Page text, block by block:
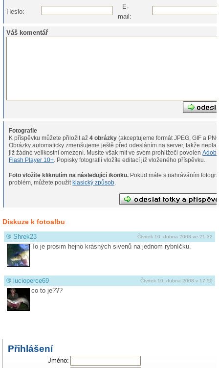
Heslo:
E-
mail:
Váš komentář
Fotografie
K příspěvku můžete přiložit až4 obrázky (akceptujeme formát JPEG, GIF a
Obrázky automaticky zmenšujeme ještě před odesláním na server, takže
již žádné velikostní omezení. Musíte však mít ve svém prohlížeči povolen
Flash Player 10+ . Popisky fotografií vložíte editací již vloženého příspěvku.
Foto vložíte kliknutím na následující ikonku.
problém, můžete použít klasický způsob.
Diskuze k fotoalbu
Čtvrtek 10. dubna 2008 ve 21:32
® Shrek23
To je prosim hejno krásných sivenů na jednom rybníčku.
Čtvrtek 10. dubna 2008 v 17:50
® lucioperce69
co to je???
Přihlášení
Jméno: